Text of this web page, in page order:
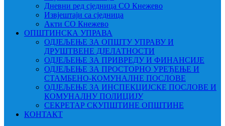
Дневни ред сједница СО Кнежево
Извјештаји са сједница
Акти СО Кнежево
ОПШТИНСКА УПРАВА
ОДЈЕЉЕЊЕ ЗА ОПШТУ УПРАВУ И
ДРУШТВЕНЕ ДЈЕЛАТНОСТИ
ОДЈЕЉЕЊЕ ЗА ПРИВРЕДУ И ФИНАНСИЈЕ
ОДЈЕЉЕЊЕ ЗА ПРОСТОРНО УРЕЂЕЊЕ И
СТАМБЕНО-КОМУНАЛНЕ ПОСЛОВЕ
ОДЈЕЉЕЊЕ ЗА ИНСПЕКЦИЈСКЕ ПОСЛОВЕ И
КОМУНАЛНУ ПОЛИЦИЈУ
СЕКРЕТАР СКУПШТИНЕ ОПШТИНЕ
КОНТАКТ